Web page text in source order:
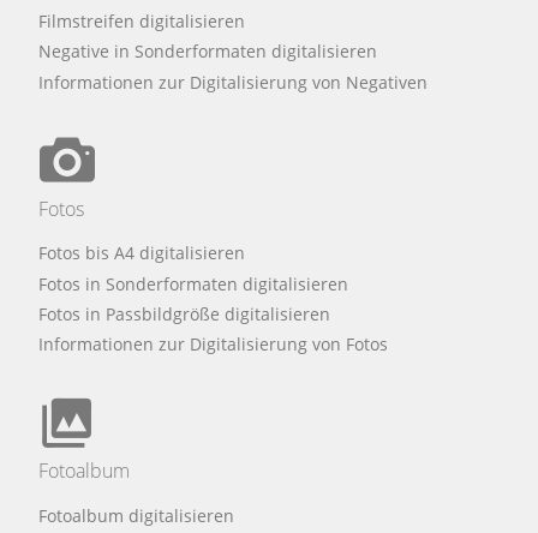
Filmstreifen digitalisieren
Negative in Sonderformaten digitalisieren
Informationen zur Digitalisierung von Negativen
Fotos
Fotos bis A4 digitalisieren
Fotos in Sonderformaten digitalisieren
Fotos in Passbildgröße digitalisieren
Informationen zur Digitalisierung von Fotos
Fotoalbum
Fotoalbum digitalisieren